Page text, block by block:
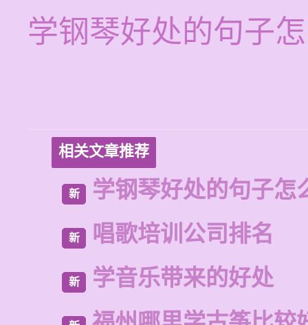
学钢琴好处的句子
相关文章推荐
新 学钢琴好处的句子怎
新 唱歌培训公司排名
新 学音乐带来的好处